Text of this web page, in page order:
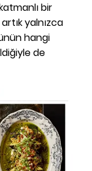
bir
yalnızca
hangi
de